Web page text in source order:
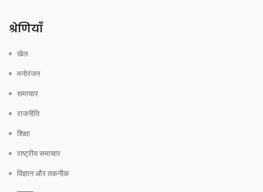
श्रेणियाँ
खेल
मनोरंजन
समाचार
राजनीति
शिक्षा
राष्ट्रीय समाचार
विज्ञान और तकनीक